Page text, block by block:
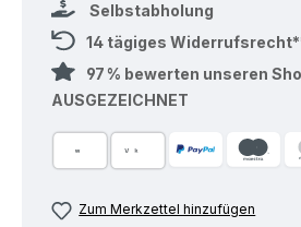
Selbstabholung
14 tägiges
97 % bewerten unseren
AUSGEZEICHNET
Zum Merkzettel hinzufügen